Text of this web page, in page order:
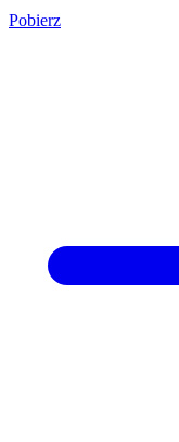
Pobierz